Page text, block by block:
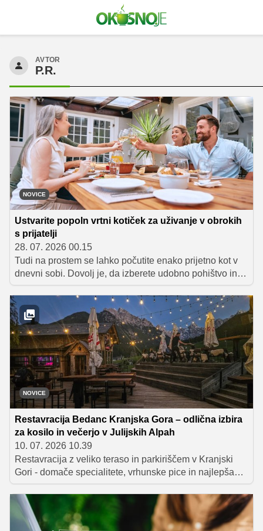
AVTOR
P.R.
NOVICE
Ustvarite popoln vrtni kotiček za uživanje v obrokih
s prijatelji
28. 07. 2026 00.15
Tudi na prostem se lahko počutite enako prijetno kot v
dnevni sobi. Dovolj je, da izberete udobno pohištvo in
ga dopolnite z dodatki, ki ustvarijo pravo vzdušje. Ne
glede na to, ali imate prostorno teraso ali majhen
balkon, lahko s premišljeno izbiro in razporeditvijo
pohištva ustvarite popoln prostor za druženje s prijatelji
ali za mirne trenutke sprostitve.
NOVICE
Restavracija Bedanc Kranjska Gora – odlična izbira
za kosilo in večerjo v Julijskih Alpah
10. 07. 2026 10.39
Restavracija z veliko teraso in parkiriščem v Kranjski
Gori - domače specialitete, vrhunske pice in najlepša
terasa v Julijskih Alpah